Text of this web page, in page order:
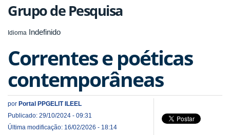
Grupo de Pesquisa
Idioma Indefinido
Correntes e poéticas
contemporâneas
por Portal PPGELIT ILEEL
Publicado: 29/10/2024 - 09:31
Última modificação: 16/02/2026 - 18:14